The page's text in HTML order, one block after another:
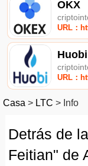
OKX
URL：
Huobi
URL：
Casa > LTC > Info
Detrás de
Feitian" de